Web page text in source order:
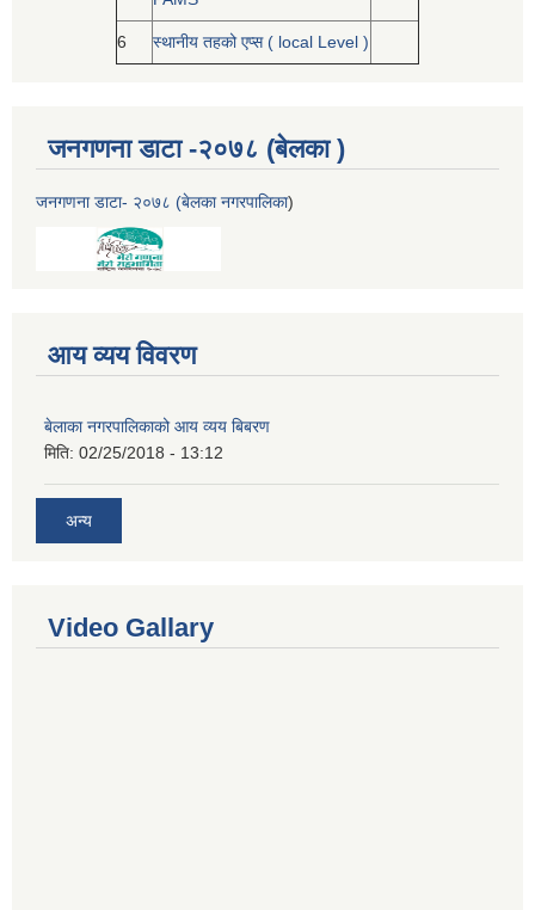
6 स्थानीय तहको एप्स ( local Level )
जनगणना डाटा -२०७८ (बेलका )
जनगणना डाटा- २०७८ (बेलका नगरपालिका)
आय व्यय विवरण
बेलाका नगरपालिकाको आय व्यय बिबरण
मिति: 02/25/2018 - 13:12
अन्य
Video Gallary